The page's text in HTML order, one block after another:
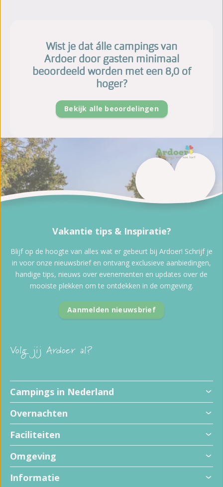
Wist je dat álle campings van
Ardoer door gasten minimaal
beoordeeld worden met een 8,0 of
hoger?
Bekijk alle beoordelingen
Volg jij Ardoer al?
Campings in Nederland
Overnachten
Faciliteiten
Omgeving
Informatie
Vakantie tips & Inspiratie?
Blijf op de hoogte van alles wat er gebeurt bij Ardoer! Schrijf je
in voor onze nieuwsbrief en ontvang exclusieve aanbiedingen,
handige tips, nieuws over evenementen en updates over de
mooiste plekken om te ontdekken in de omgeving.
Aanmelden nieuwsbrief